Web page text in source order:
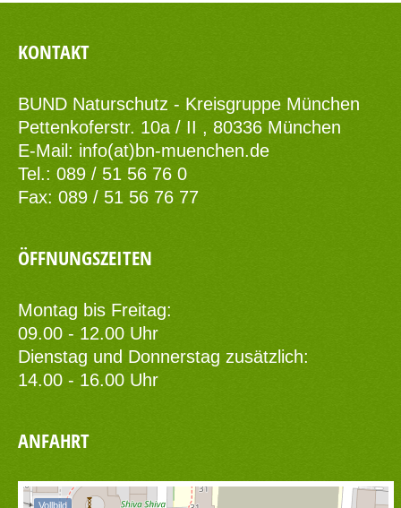
KONTAKT
BUND Naturschutz - Kreisgruppe München
Pettenkoferstr. 10a / II , 80336 München
E-Mail: info(at)bn-muenchen.de
Tel.: 089 / 51 56 76 0
Fax: 089 / 51 56 76 77
ÖFFNUNGSZEITEN
Montag bis Freitag:
09.00 - 12.00 Uhr
Dienstag und Donnerstag zusätzlich:
14.00 - 16.00 Uhr
ANFAHRT
Vollbild